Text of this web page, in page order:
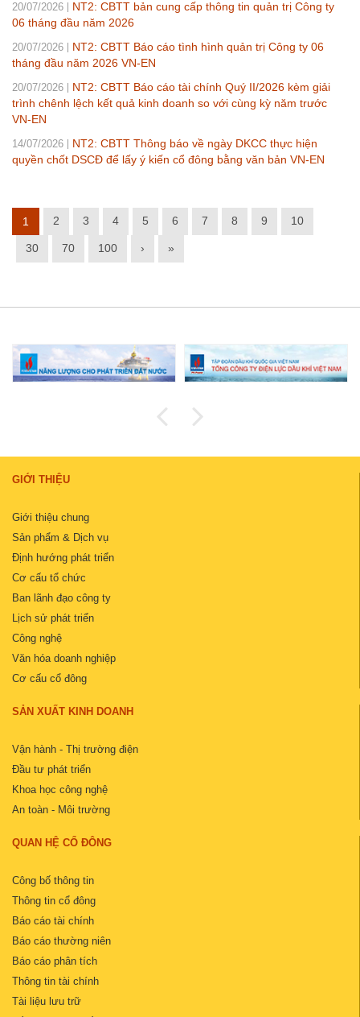
20/07/2026
NT2: CBTT bản cung cấp thông tin quản trị Công ty
06 tháng đầu năm 2026
20/07/2026
NT2: CBTT Báo cáo tình hình quản trị Công ty 06
tháng đầu năm 2026 VN-EN
20/07/2026
NT2: CBTT Báo cáo tài chính Quý II/2026 kèm giải
trình chênh lệch kết quả kinh doanh so với cùng kỳ năm trước
VN-EN
14/07/2026
NT2: CBTT Thông báo về ngày DKCC thực hiện
quyền chốt DSCĐ để lấy ý kiến cổ đông bằng văn bản VN-EN
1 2 3 4 5 6 7 8 9 10
30 70 100 › »
GIỚI THIỆU
Giới thiệu chung
Sản phẩm & Dịch vụ
Định hướng phát triển
Cơ cấu tổ chức
Ban lãnh đạo công ty
Lịch sử phát triển
Công nghệ
Văn hóa doanh nghiệp
Cơ cấu cổ đông
SẢN XUẤT KINH DOANH
Vận hành - Thị trường điện
Đầu tư phát triển
Khoa học công nghệ
An toàn - Môi trường
QUAN HỆ CỔ ĐÔNG
Công bố thông tin
Thông tin cổ đông
Báo cáo tài chính
Báo cáo thường niên
Báo cáo phân tích
Thông tin tài chính
Tài liệu lưu trữ